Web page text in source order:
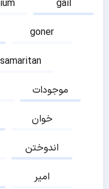
gail
goner
موجودات
خوان
اندوختن
امیر